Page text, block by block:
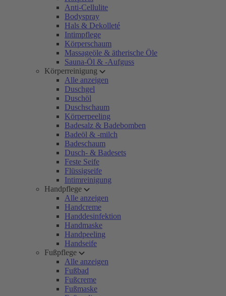
Anti-Cellulite
Bodyspray
Hals & Dekolleté
Intimpflege
Körperschaum
Massageöle & ätherische Öle
Sauna-Öl & -Aufguss
Körperreinigung
Alle anzeigen
Duschgel
Duschöl
Duschschaum
Körperpeeling
Badesalz & Badebomben
Badeöl & -milch
Badeschaum
Dusch- & Badesets
Feste Seife
Flüssigseife
Intimreinigung
Handpflege
Alle anzeigen
Handcreme
Handdesinfektion
Handmaske
Handpeeling
Handseife
Fußpflege
Alle anzeigen
Fußbad
Fußcreme
Fußmaske